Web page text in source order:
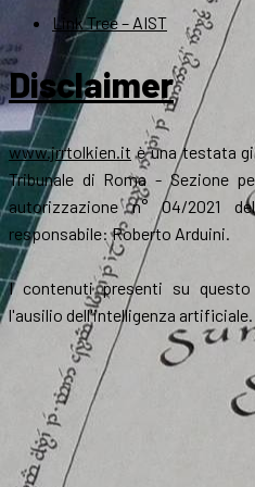
Link Tree – AIST
Disclaimer
www.jrrtolkien.it è una testata
Tribunale di Roma - Sezione
autorizzazione n° 04/2021
responsabile: Roberto Arduini.
I contenuti presenti su
l'ausilio dell'intelligenza artificiale.